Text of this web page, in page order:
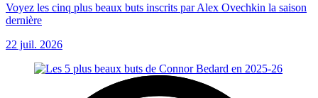
Voyez les cinq plus beaux buts inscrits par Alex Ovechkin la saison
dernière
22 juil. 2026